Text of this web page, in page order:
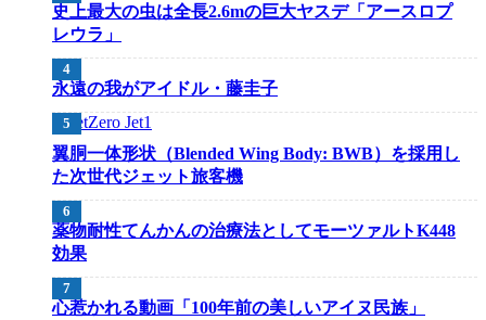
史上最大の虫は全長2.6mの巨大ヤスデ「アースロプ
レウラ」
永遠の我がアイドル・藤圭子
翼胴一体形状（Blended Wing Body: BWB）を採用し
た次世代ジェット旅客機
薬物耐性てんかんの治療法としてモーツァルトK448
効果
心惹かれる動画「100年前の美しいアイヌ民族」